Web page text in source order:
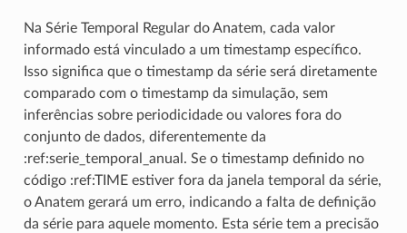
Na Série Temporal Regular do Anatem, cada valor
informado está vinculado a um timestamp específico.
Isso significa que o timestamp da série será diretamente
comparado com o timestamp da simulação, sem
inferências sobre periodicidade ou valores fora do
conjunto de dados, diferentemente da
:ref:serie_temporal_anual. Se o timestamp definido no
código :ref:TIME estiver fora da janela temporal da série,
o Anatem gerará um erro, indicando a falta de definição
da série para aquele momento. Esta série tem a precisão